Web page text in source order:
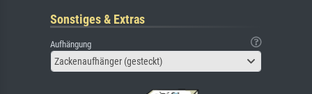
Sonstiges & Extras
Aufhängung
Zackenaufhänger (gesteckt)